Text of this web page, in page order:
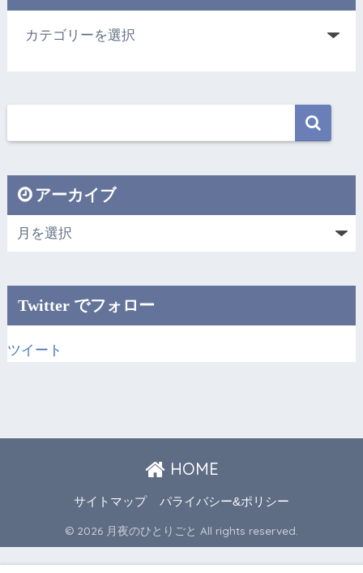
アーカイブ
Twitter でフォロー
ツイート
HOME
サイトマップ パライバシー&ポリシー
© 2026 月夜のひとりごと All rights reserved.